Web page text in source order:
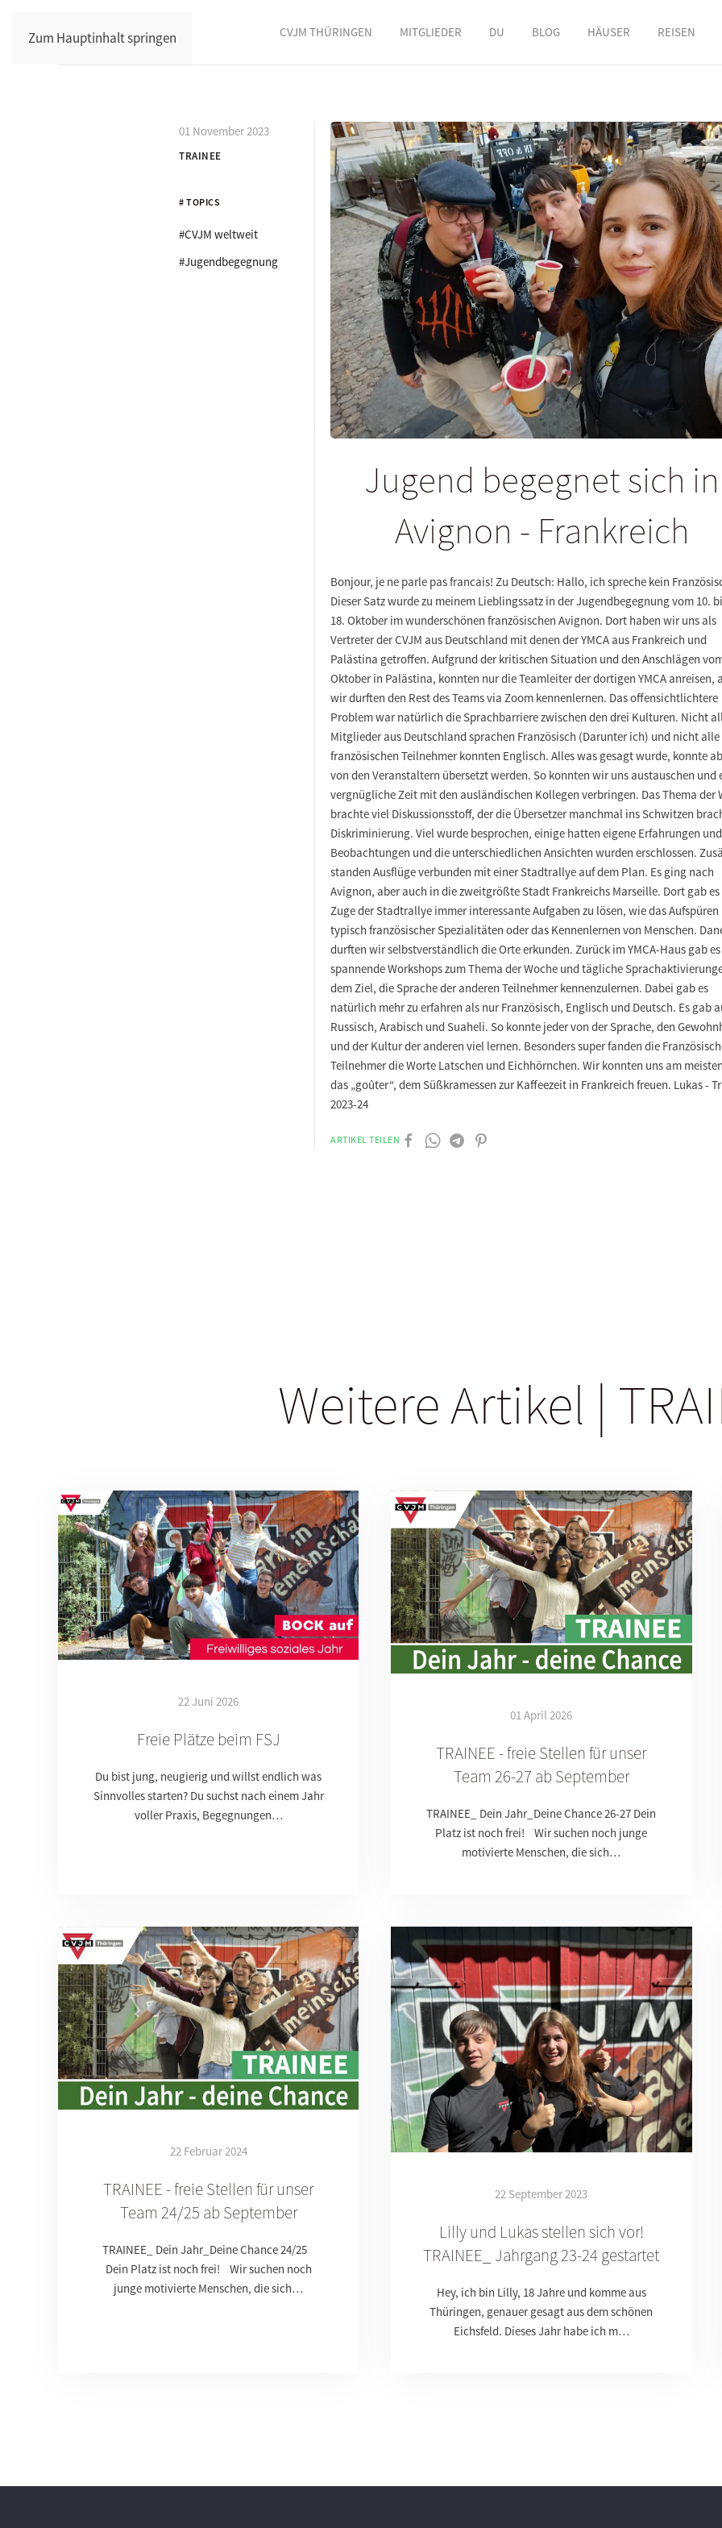
Zum Hauptinhalt springen CVJM THÜRINGEN MITGLIEDER DU BLOG HÄUSER REISEN
01 November 2023
TRAINEE
# TOPICS
#CVJM weltweit
#Jugendbegegnung
Jugend begegnet sich in
Avignon - Frankreich
Bonjour, je ne parle pas francais! Zu Deutsch: Hallo, ich spreche kein
Dieser Satz wurde zu meinem Lieblingssatz in der Jugendbegegnung vom 10.
18. Oktober im wunderschönen französischen Avignon. Dort haben wir uns als
Vertreter der CVJM aus Deutschland mit denen der YMCA aus Frankreich und
Palästina getroffen. Aufgrund der kritischen Situation und den Anschlägen
Oktober in Palästina, konnten nur die Teamleiter der dortigen YMCA anreisen,
wir durften den Rest des Teams via Zoom kennenlernen. Das offensichtlichtere
Problem war natürlich die Sprachbarriere zwischen den drei Kulturen. Nicht
Mitglieder aus Deutschland sprachen Französisch (Darunter ich) und nicht alle
französischen Teilnehmer konnten Englisch. Alles was gesagt wurde, konnte
von den Veranstaltern übersetzt werden. So konnten wir uns austauschen und
vergnügliche Zeit mit den ausländischen Kollegen verbringen. Das Thema der
brachte viel Diskussionsstoff, der die Übersetzer manchmal ins Schwitzen
Diskriminierung. Viel wurde besprochen, einige hatten eigene Erfahrungen und
Beobachtungen und die unterschiedlichen Ansichten wurden erschlossen.
standen Ausflüge verbunden mit einer Stadtrallye auf dem Plan. Es ging nach
Avignon, aber auch in die zweitgrößte Stadt Frankreichs Marseille. Dort gab
Zuge der Stadtrallye immer interessante Aufgaben zu lösen, wie das Aufspüren
typisch französischer Spezialitäten oder das Kennenlernen von Menschen.
durften wir selbstverständlich die Orte erkunden. Zurück im YMCA-Haus gab es
spannende Workshops zum Thema der Woche und tägliche
dem Ziel, die Sprache der anderen Teilnehmer kennenzulernen. Dabei gab es
natürlich mehr zu erfahren als nur Französisch, Englisch und Deutsch. Es gab
Russisch, Arabisch und Suaheli. So konnte jeder von der Sprache, den
und der Kultur der anderen viel lernen. Besonders super fanden die
Teilnehmer die Worte Latschen und Eichhörnchen. Wir konnten uns am
das „goûter“, dem Süßkramessen zur Kaffeezeit in Frankreich freuen. Lukas -
2023-24
ARTIKEL TEILEN
Weitere Artikel |
22 Juni 2026
Freie Plätze beim FSJ
Du bist jung, neugierig und willst endlich was
Sinnvolles starten? Du suchst nach einem Jahr
voller Praxis, Begegnungen…
01 April 2026
TRAINEE - freie Stellen für unser
Team 26-27 ab September
TRAINEE_ Dein Jahr_Deine Chance 26-27 Dein
Platz ist noch frei! Wir suchen noch junge
motivierte Menschen, die sich…
22 Februar 2024
TRAINEE - freie Stellen für unser
Team 24/25 ab September
TRAINEE_ Dein Jahr_Deine Chance 24/25
Dein Platz ist noch frei! Wir suchen noch
junge motivierte Menschen, die sich…
22 September 2023
Lilly und Lukas stellen sich vor!
TRAINEE_ Jahrgang 23-24 gestartet
Hey, ich bin Lilly, 18 Jahre und komme aus
Thüringen, genauer gesagt aus dem schönen
Eichsfeld. Dieses Jahr habe ich m…